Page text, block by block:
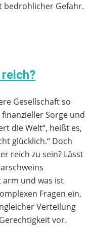
bedrohlicher Gefahr.
Gesellschaft so
Sorge und
die Welt“, heißt es,
glücklich.“ Doch
reich zu sein? Lässt
arm und was ist
Fragen ein,
Verteilung
vor.